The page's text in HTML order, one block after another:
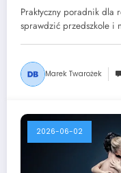
Praktyczny poradnik dla
sprawdzić przedszkole i
Marek Twarożek
2026-06-02